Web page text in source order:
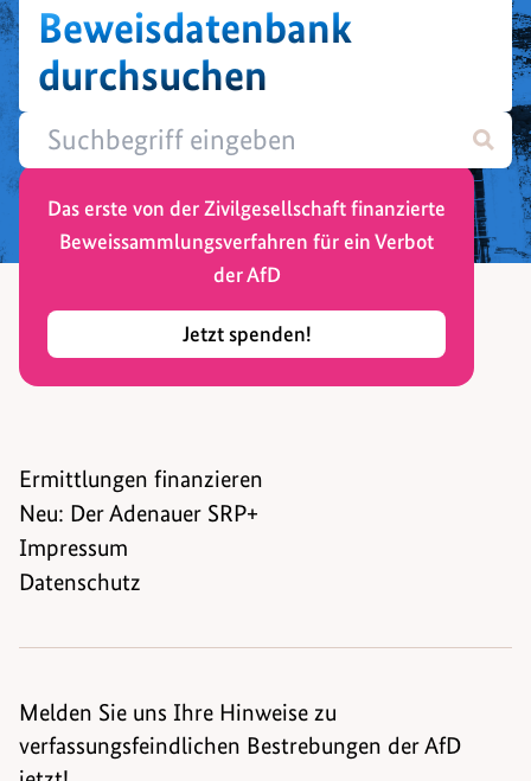
Beweisdatenbank
durchsuchen
Das erste von der Zivilgesellschaft finanzierte
Beweissammlungsverfahren für ein Verbot
der AfD
Jetzt spenden!
Ermittlungen finanzieren
Neu: Der Adenauer SRP+
Impressum
Datenschutz
Melden Sie uns Ihre Hinweise zu
verfassungsfeindlichen Bestrebungen der AfD